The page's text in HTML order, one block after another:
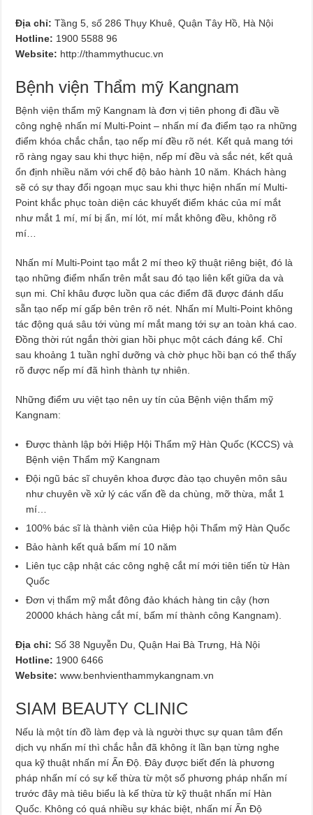
Địa chỉ:Tầng 5, số 286 Thụy Khuê, Quận Tây Hồ, Hà Nội
Hotline: 1900 5588 96
Website: http://thammythucuc.vn
Bệnh viện Thẩm mỹ Kangnam
Bệnh viện thẩm mỹ Kangnam là đơn vị tiên phong đi đầu về
công nghệ nhấn mí Multi-Point – nhấn mí đa điểm tạo ra những
điểm khóa chắc chắn, tạo nếp mí đều rõ nét. Kết quả mang tới
rõ ràng ngay sau khi thực hiện, nếp mí đều và sắc nét, kết quả
ổn định nhiều năm với chế độ bảo hành 10 năm. Khách hàng
sẽ có sự thay đổi ngoạn mục sau khi thực hiện nhấn mí Multi-
Point khắc phục toàn diện các khuyết điểm khác của mí mắt
như mắt 1 mí, mí bị ẩn, mí lót, mí mắt không đều, không rõ
mí…
Nhấn mí Multi-Point tạo mắt 2 mí theo kỹ thuật riêng biệt, đó là
tạo những điểm nhấn trên mắt sau đó tạo liên kết giữa da và
sụn mi. Chỉ khâu được luồn qua các điểm đã được đánh dấu
sẵn tạo nếp mí gấp bên trên rõ nét. Nhấn mí Multi-Point không
tác động quá sâu tới vùng mí mắt mang tới sự an toàn khá cao.
Đồng thời rút ngắn thời gian hồi phục một cách đáng kể. Chỉ
sau khoảng 1 tuần nghỉ dưỡng và chờ phục hồi bạn có thể thấy
rõ được nếp mí đã hình thành tự nhiên.
Những điểm ưu việt tạo nên uy tín của Bệnh viện thẩm mỹ
Kangnam:
Được thành lập bởi Hiệp Hội Thẩm mỹ Hàn Quốc (KCCS) và
Bệnh viện Thẩm mỹ Kangnam
Đội ngũ bác sĩ chuyên khoa được đào tạo chuyên môn sâu
như chuyên về xử lý các vấn đề da chùng, mỡ thừa, mắt 1
mí…
100% bác sĩ là thành viên của Hiệp hội Thẩm mỹ Hàn Quốc
Bảo hành kết quả bấm mí 10 năm
Liên tục cập nhật các công nghệ cắt mí mới tiên tiến từ Hàn
Quốc
Đơn vị thẩm mỹ mắt đông đảo khách hàng tin cậy (hơn
20000 khách hàng cắt mí, bấm mí thành công Kangnam).
Địa chỉ:Số 38 Nguyễn Du, Quận Hai Bà Trưng, Hà Nội
Hotline: 1900 6466
Website: www.benhvienthammykangnam.vn
SIAM BEAUTY CLINIC
Nếu là một tín đồ làm đẹp và là người thực sự quan tâm đến
dịch vụ nhấn mí thì chắc hẳn đã không ít lần bạn từng nghe
qua kỹ thuật nhấn mí Ấn Độ. Đây được biết đến là phương
pháp nhấn mí có sự kế thừa từ một số phương pháp nhấn mí
trước đây mà tiêu biểu là kế thừa từ kỹ thuật nhấn mí Hàn
Quốc. Không có quá nhiều sự khác biệt, nhấn mí Ấn Độ